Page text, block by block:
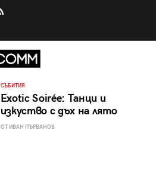
СЪБИТИЯ
Exotic Soirée: Танци и
изкуство с дъх на лято
ОТ ИВАН ПЪРВАНОВ